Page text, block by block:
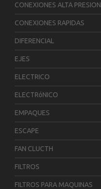
CONEXIONES ALTA PRESION
CONEXIONES RAPIDAS
DIFERENCIAL
EJES
ELECTRICO
ELECTRóNICO
EMPAQUES
ESCAPE
FAN CLUCTH
FILTROS
FILTROS PARA MAQUINAS